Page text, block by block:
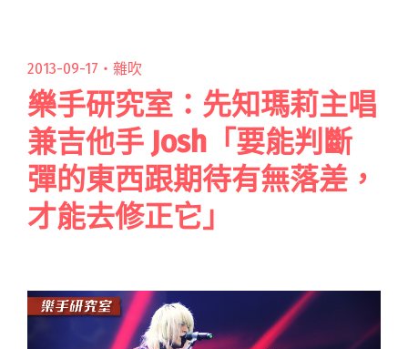
2013-09-17・ 雜吹
樂手研究室：先知瑪莉主唱
兼吉他手 Josh「要能判斷
彈的東西跟期待有無落差，
才能去修正它」